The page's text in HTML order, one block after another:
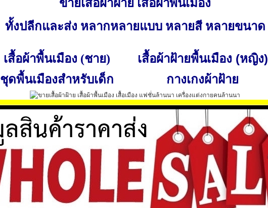
ขายเสื้อผ้าฝ้าย เสื้อผ้าพื้นเมือง
ทั้งปลีกและส่ง หลากหลายแบบ หลายสี หลายขนาด
เสื้อผ้าพื้นเมือง (ชาย)
เสื้อผ้าฝ้ายพื้นเมือง (หญิง)
ชุดพื้นเมืองสำหรับเด็ก
กางเกงผ้าฝ้าย